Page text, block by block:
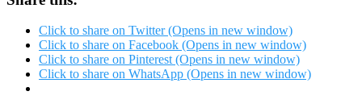
Click to share on Twitter (Opens in new window)
Click to share on Facebook (Opens in new window)
Click to share on Pinterest (Opens in new window)
Click to share on WhatsApp (Opens in new window)